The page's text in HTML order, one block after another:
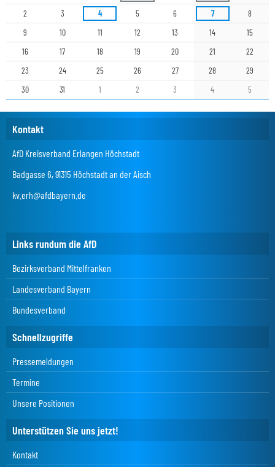
2
3 4 5 6 7
8
9
10 11 12 13 14
15
16
17 18 19 20 21
22
23
24 25 26 27 28
29
30
31 1 2 3 4 5
Kontakt
AfD Kreisverband Erlangen Höchstadt
Badgasse 6, 91315 Höchstadt an der Aisch
kv.erh@afdbayern.de
Links rundum die AfD
Bezirksverband Mittelfranken
Landesverband Bayern
Bundesverband
Schnellzugriffe
Pressemeldungen
Termine
Unsere Positionen
Unterstützen Sie uns jetzt!
Kontakt